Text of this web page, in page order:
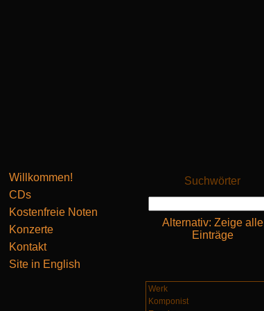
Willkommen!
CDs
Kostenfreie Noten
Konzerte
Kontakt
Site in English
Suchwörter
Alternativ: Zeige alle
Einträge
Werk
Komponist